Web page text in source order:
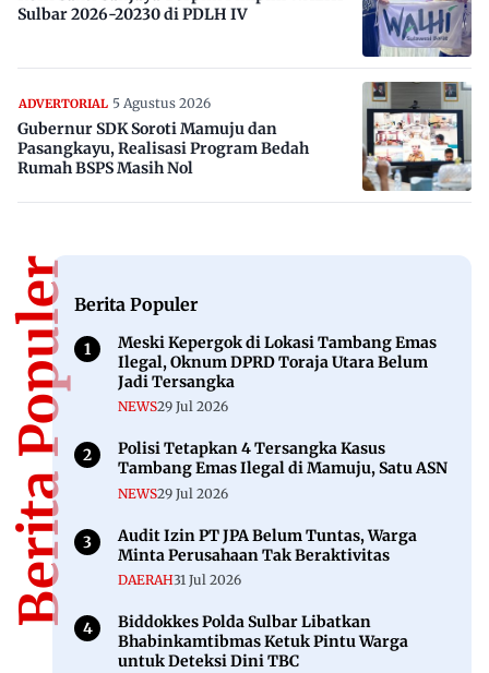
Sulbar 2026-20230 di PDLH IV
ADVERTORIAL 5 Agustus 2026
Gubernur SDK Soroti Mamuju dan
Pasangkayu, Realisasi Program Bedah
Rumah BSPS Masih Nol
Berita PopulerBerita Populer
Meski Kepergok di Lokasi Tambang Emas
Ilegal, Oknum DPRD Toraja Utara Belum
Jadi Tersangka
NEWS29 Jul 2026
Polisi Tetapkan 4 Tersangka Kasus
Tambang Emas Ilegal di Mamuju, Satu ASN
NEWS29 Jul 2026
Audit Izin PT JPA Belum Tuntas, Warga
Minta Perusahaan Tak Beraktivitas
DAERAH31 Jul 2026
Biddokkes Polda Sulbar Libatkan
Bhabinkamtibmas Ketuk Pintu Warga
untuk Deteksi Dini TBC